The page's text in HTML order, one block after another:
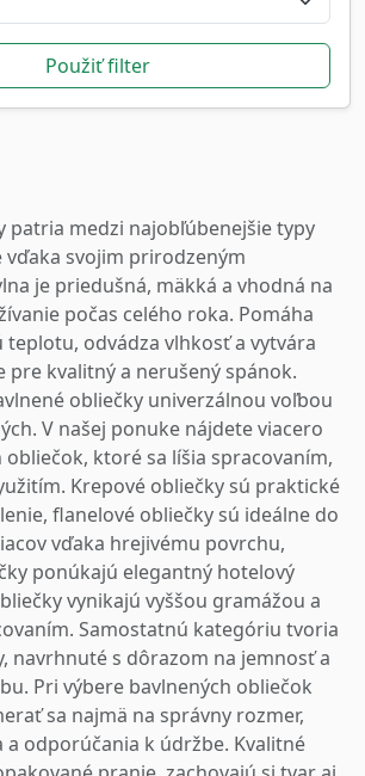
patria medzi najobľúbenejšie typy
vďaka svojim prirodzeným
je priedušná, mäkká a vhodná na
počas celého roka. Pomáha
odvádza vlhkosť a vytvára
pre kvalitný a nerušený spánok.
obliečky univerzálnou voľbou
V našej ponuke nájdete viacero
ktoré sa líšia spracovaním,
Krepové obliečky sú praktické
flanelové obliečky sú ideálne do
vďaka hrejivému povrchu,
ponúkajú elegantný hotelový
vynikajú vyššou gramážou a
Samostatnú kategóriu tvoria
navrhnuté s dôrazom na jemnosť a
Pri výbere bavlnených obliečok
sa najmä na správny rozmer,
a odporúčania k údržbe. Kvalitné